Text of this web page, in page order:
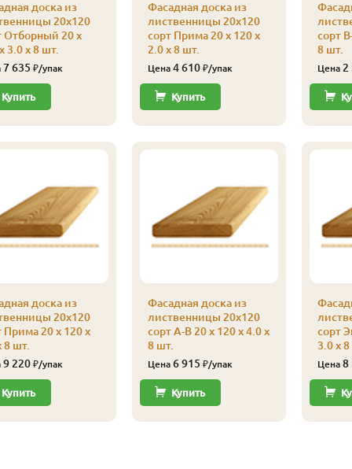
доска из
20х120
Отборный 20 x
3.0 x 8 шт.
7 635 ₽/упак
Купить
доска из
20х120
Прима 20 x 120 x
8 шт.
9 220₽/упак
Купить
Фасадная доска из
лиственницы 20х120
сорт Прима 20 x 120 x
2.0 x 8 шт.
Цена 4 610₽/упак
Купить
Фасадная доска из
лиственницы 20х120
сорт А-В 20 x 120 x 4.0 x
8 шт.
Цена 6 915 ₽/упак
Купить
сорт
8 шт.
Цена 2
сорт
3.0 x
Цена 8